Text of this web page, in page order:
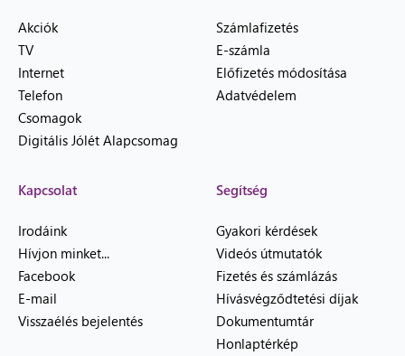
Akciók
TV
Internet
Telefon
Csomagok
Digitális Jólét Alapcsomag
Számlafizetés
E-számla
Előfizetés módosítása
Adatvédelem
Kapcsolat
Irodáink
Hívjon minket...
Facebook
E-mail
Visszaélés bejelentés
Segítség
Gyakori kérdések
Videós útmutatók
Fizetés és számlázás
Hívásvégződtetési díjak
Dokumentumtár
Honlaptérkép